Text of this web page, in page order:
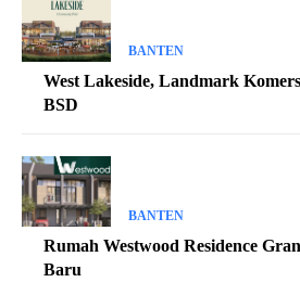
BANTEN
West Lakeside, Landmark
BSD
BANTEN
Rumah Westwood Residence
Baru